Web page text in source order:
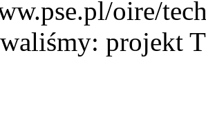
oire/
projekt